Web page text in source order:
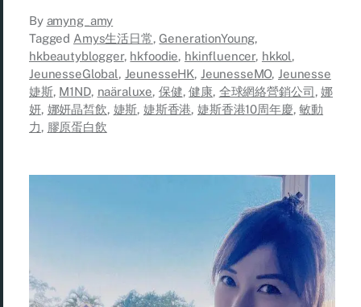
By amyng_amy
Tagged Amys生活日常,GenerationYoung,
hkbeautyblogger, hkfoodie, hkinfluencer, hkkol,
JeunesseGlobal, JeunesseHK, JeunesseMO, Jeunesse
婕斯, M1ND, naäraluxe, 保健,健康, 全球網絡營銷公司 ,娜
妍, 娜妍晶皙飲, 婕斯, 婕斯香港,婕斯香港10周年慶,敏動
力, 膠原蛋白飲